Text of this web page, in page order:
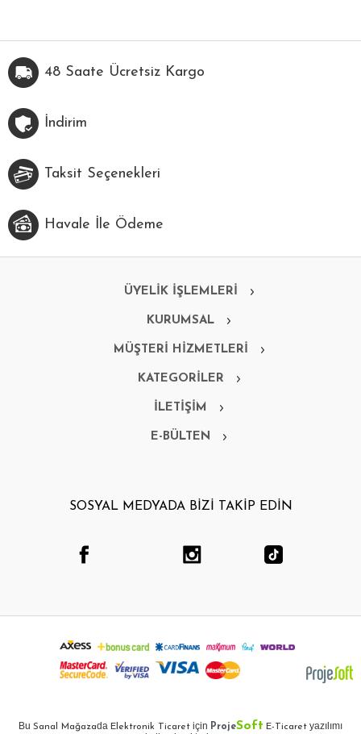
48 Saate Ücretsiz Kargo
İndirim
Taksit Seçenekleri
Havale İle Ödeme
ÜYELİK İŞLEMLERİ
KURUMSAL
MÜŞTERİ HİZMETLERİ
KATEGORİLER
İLETİŞİM
E-BÜLTEN
SOSYAL MEDYADA BİZİ TAKİP EDİN
Bu Sanal Mağazada Elektronik Ticaret için ProjeSoft E-Ticaret yazılımı